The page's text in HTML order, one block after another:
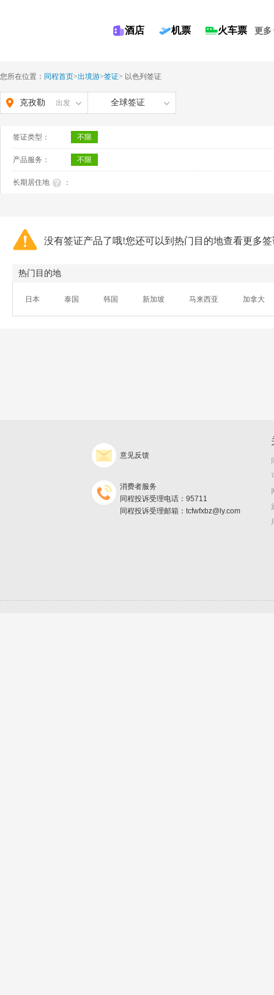
酒店 机票 火车票 更多
您所在位置： 同程首页>出境游>签证> 以色列签证
克孜勒
治州
出发 全球签证
签证类型： 不限
产品服务： 不限
长期居住地 ：
没有签证产品了哦!您还可以到热门目的地查看更多
热门目的地
日本 泰国 韩国 新加坡 马来西亚 加拿大
意见反馈
消费者服务
同程投诉受理电话：95711
同程投诉受理邮箱：tcfwfxbz@ly.com